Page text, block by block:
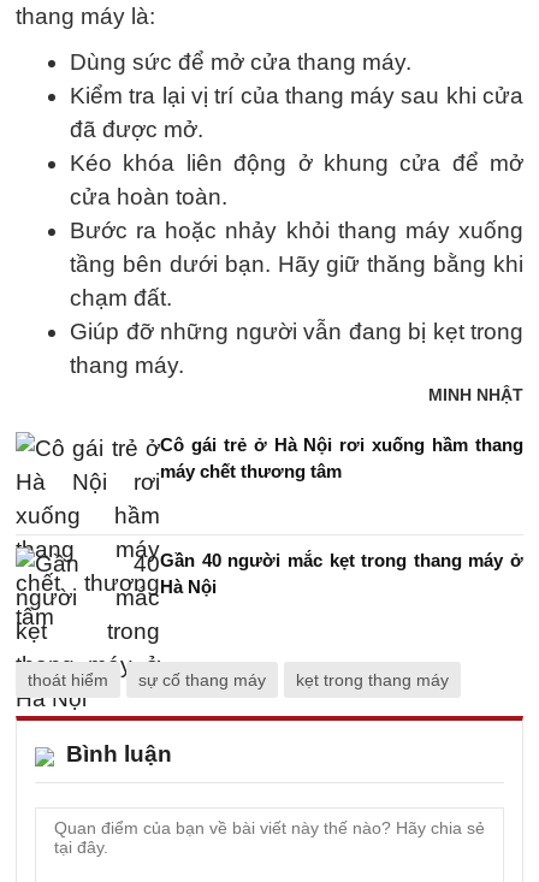
thang máy là:
Dùng sức để mở cửa thang máy.
Kiểm tra lại vị trí của thang máy sau khi cửa
đã được mở.
Kéo khóa liên động ở khung cửa để mở
cửa hoàn toàn.
Bước ra hoặc nhảy khỏi thang máy xuống
tầng bên dưới bạn. Hãy giữ thăng bằng khi
chạm đất.
Giúp đỡ những người vẫn đang bị kẹt trong
thang máy.
MINH NHẬT
Cô gái trẻ ở Hà Nội rơi xuống hầm thang
máy chết thương tâm
Gần 40 người mắc kẹt trong thang máy ở
Hà Nội
thoát hiểm sự cố thang máy kẹt trong thang máy
Bình luận